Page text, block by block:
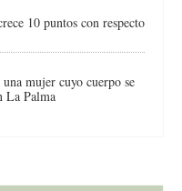
10 puntos con respecto
mujer cuyo cuerpo se
La Palma